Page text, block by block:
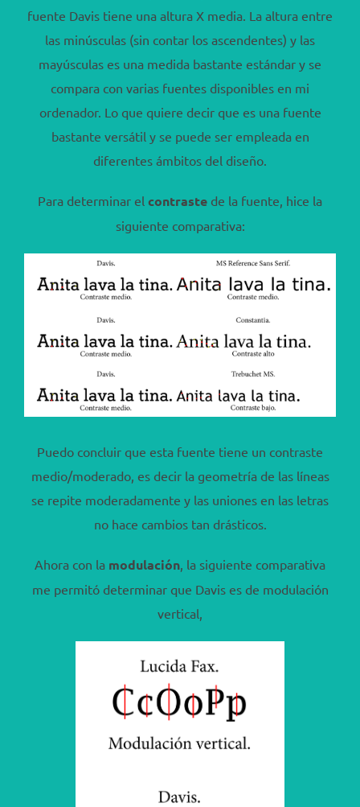
fuente Davis tiene una altura X media. La altura entre
las minúsculas (sin contar los ascendentes) y las
mayúsculas es una medida bastante estándar y se
compara con varias fuentes disponibles en mi
ordenador. Lo que quiere decir que es una fuente
bastante versátil y se puede ser empleada en
diferentes ámbitos del diseño.
Para determinar el contraste de la fuente, hice la
siguiente comparativa:
Puedo concluir que esta fuente tiene un contraste
medio/moderado, es decir la geometría de las líneas
se repite moderadamente y las uniones en las letras
no hace cambios tan drásticos.
Ahora con la modulación, la siguiente comparativa
me permitó determinar que Davis es de modulación
vertical,